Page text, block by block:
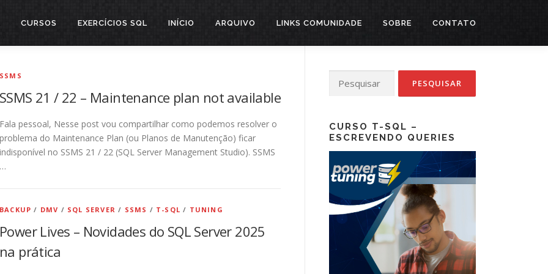
CURSOS EXERCÍCIOS SQL INÍCIO ARQUIVO LINKS COMUNIDADE SOBRE CONTATO
SSMS
SSMS 21 / 22 – Maintenance plan not available
Fala pessoal, Nesse post vou compartilhar como podemos resolver o
problema do Maintenance Plan (ou Planos de Manutenção) ficar
indisponível no SSMS 21 / 22 (SQL Server Management Studio). SSMS
…
BACKUP / DMV / SQL SERVER / SSMS / T-SQL / TUNING
Power Lives – Novidades do SQL Server 2025
na prática
por:
CURSO T-SQL –
ESCREVENDO QUERIES